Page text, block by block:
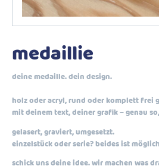
medaillie
deine medaille. dein design.
holz oder acryl, rund oder komplett frei
mit deinem text, deiner grafik – genau
gelasert, graviert, umgesetzt.
einzelstück oder serie? beides ist